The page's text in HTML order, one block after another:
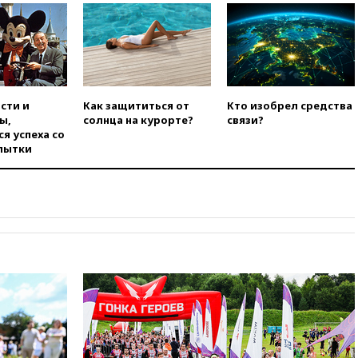
подлете к Москве
08:42
Силы ПВО сбили почти
400 БПЛА над российскими
регионами
08:16
Лукашенко призвал
белорусов покупать избы в
селах
авиатоплива в Европу
миграционного кризиса
03:30 В Минстрое сравнили
качество жилья в Нью-Йорке и
России
и
успеха со
Как защититься от
солнца на курорте?
Кто изобрел средства
связи?